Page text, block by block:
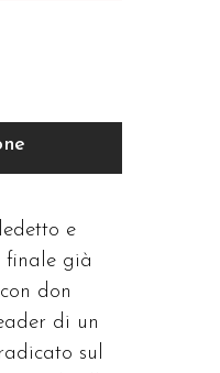
e
finale già
don
di un
sul